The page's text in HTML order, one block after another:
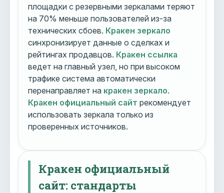
площадки с резервными зеркалами теряют
на 70% меньше пользователей из-за
технических сбоев. Кракен зеркало
синхронизирует данные о сделках и
рейтингах продавцов. Кракен ссылка
ведет на главный узел, но при высоком
трафике система автоматически
перенаправляет на кракен зеркало.
Кракен официальный сайт рекомендует
использовать зеркала только из
проверенных источников.
Кракен официальный
сайт: стандарты